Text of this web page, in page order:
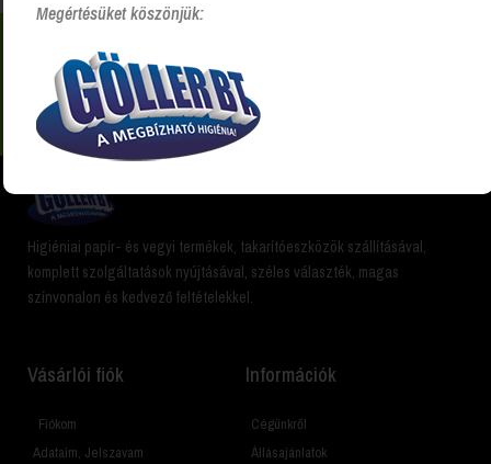
Nem találsz valamit? Hívj és segítünk Hétfőtől -
péntekig 8:00 -17:00 +36 20 223 8470
Higiéniai papír- és vegyi termékek, takarítóeszközök szállításával,
komplett szolgáltatások nyújtásával, széles választék, magas
színvonalon és kedvező feltételekkel.
Vásárlói fiók
Fiókom
Adataim, Jelszavam
Információk
Cégünkről
Állásajánlatok
Megértésüket köszönjük: